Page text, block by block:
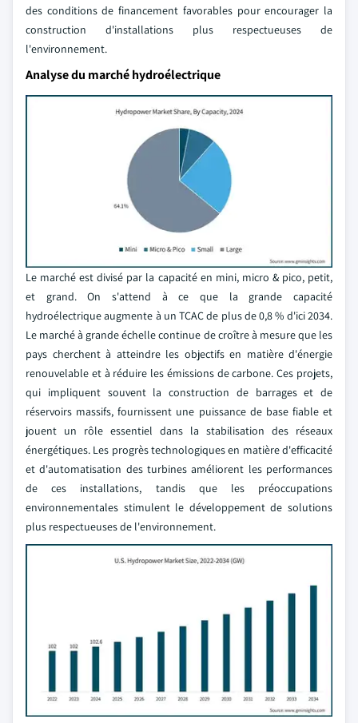
des conditions de financement favorables pour encourager la
construction d'installations plus respectueuses de
l'environnement.
Analyse du marché hydroélectrique
Le marché est divisé par la capacité en mini, micro & pico, petit,
et grand. On s'attend à ce que la grande capacité
hydroélectrique augmente à un TCAC de plus de 0,8 % d'ici 2034.
Le marché à grande échelle continue de croître à mesure que les
pays cherchent à atteindre les objectifs en matière d'énergie
renouvelable et à réduire les émissions de carbone. Ces projets,
qui impliquent souvent la construction de barrages et de
réservoirs massifs, fournissent une puissance de base fiable et
jouent un rôle essentiel dans la stabilisation des réseaux
énergétiques. Les progrès technologiques en matière d'efficacité
et d'automatisation des turbines améliorent les performances
de ces installations, tandis que les préoccupations
environnementales stimulent le développement de solutions
plus respectueuses de l'environnement.